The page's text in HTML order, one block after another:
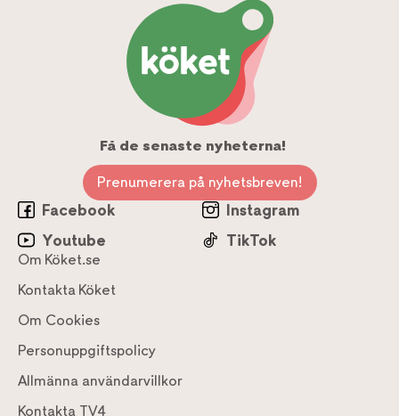
Få de senaste nyheterna!
Prenumerera på nyhetsbreven!
Facebook
Instagram
Youtube
TikTok
Om Köket.se
Kontakta Köket
Om Cookies
Personuppgiftspolicy
Allmänna användarvillkor
Kontakta TV4